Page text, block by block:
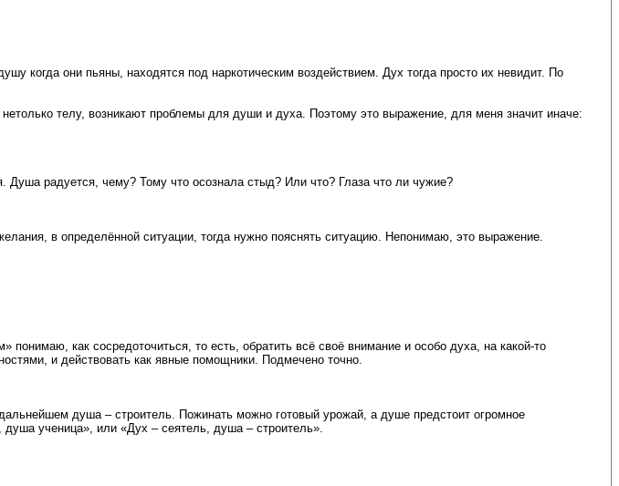
когда они пьяны, находятся под наркотическим воздействием. Дух тогда просто их невидит. По
телу, возникают проблемы для души и духа. Поэтому это выражение, для меня значит иначе:
радуется, чему? Тому что осознала стыд? Или что? Глаза что ли чужие?
в определённой ситуации, тогда нужно пояснять ситуацию. Непонимаю, это выражение.
как сосредоточиться, то есть, обратить всё своё внимание и особо духа, на какой-то
и действовать как явные помощники. Подмечено точно.
душа – строитель. Пожинать можно готовый урожай, а душе предстоит огромное
душа ученица», или «Дух – сеятель, душа – строитель».